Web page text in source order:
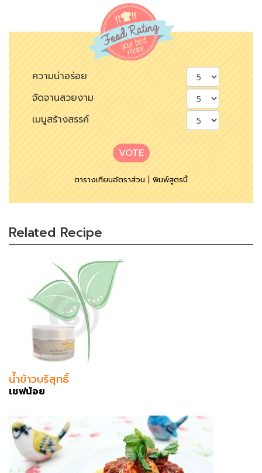
ความน่าอร่อย
จัดจานสวยงาม
เมนูสร้างสรรค์
VOTE
ตารางเทียบอัตราส่วน|พิมพ์สูตรนี้
Related Recipe
น้ำข้าวบริสุทธิ์
เชฟน้อย